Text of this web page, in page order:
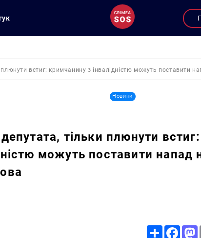
плюнути встиг: кримчанину з інвалідністю можуть поставити
Новини
тільки плюнути
можуть поставити напад
Share